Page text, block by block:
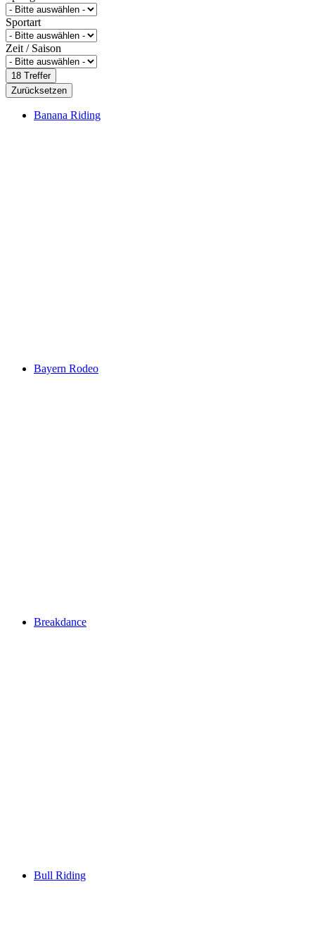
Sportart
Zeit / Saison
18 Treffer
Zurücksetzen
Banana Riding
Bayern Rodeo
Breakdance
Bull Riding